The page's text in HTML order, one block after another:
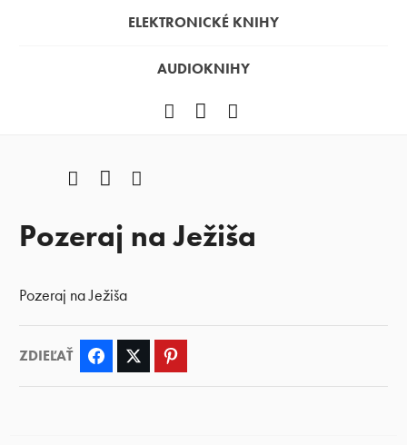
ELEKTRONICKÉ KNIHY
AUDIOKNIHY
Facebook
YouTube
FacebookYouTube
Pozeraj na Ježiša
Pozeraj na Ježiša
ZDIEĽAŤ Facebook Twitter